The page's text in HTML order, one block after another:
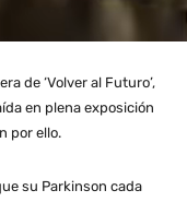
de ‘Volver al Futuro’,
en plena exposición
por ello.
su Parkinson cada